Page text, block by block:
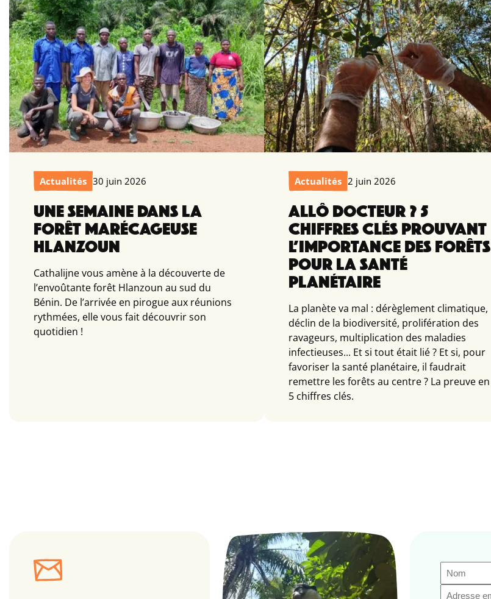
Actualités 30 juin 2026
UNE SEMAINE DANS LA
FORÊT MARÉCAGEUSE
HLANZOUN
Cathalijne vous amène à la découverte de
l’envoûtante forêt Hlanzoun au sud du
Bénin. De l’arrivée en pirogue aux réunions
rythmées, elle vous fait découvrir son
quotidien !
Actualités 2 juin 2026
ALLÔ DOCTEUR ? 5
CHIFFRES CLÉS PROUVANT
L’IMPORTANCE DES FORÊTS
POUR LA SANTÉ
PLANÉTAIRE
La planète va mal : dérèglement climatique,
déclin de la biodiversité, prolifération des
ravageurs, multiplication des maladies
infectieuses... Et si tout était lié ? Et si, pour
favoriser la santé planétaire, il faudrait
remettre les forêts au centre ? La preuve en
5 chiffres clés.
Nom